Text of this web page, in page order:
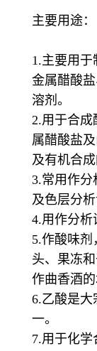
主要用途：
1.主要用于
金属醋酸
溶剂。
2.用于合成
属醋酸盐
及有机合成
3.常用作分
及色层分
4.用作分析
5.作酸味
头、果冻
作曲香酒的
6.乙酸是大
一。
7.用于化学